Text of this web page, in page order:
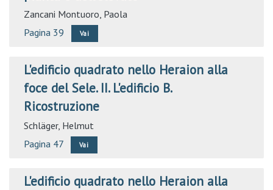
Zancani Montuoro, Paola
Pagina 39
Vai
L'edificio quadrato nello Heraion alla
foce del Sele. II. L'edificio B.
Ricostruzione
Schläger, Helmut
Pagina 47
Vai
L'edificio quadrato nello Heraion alla